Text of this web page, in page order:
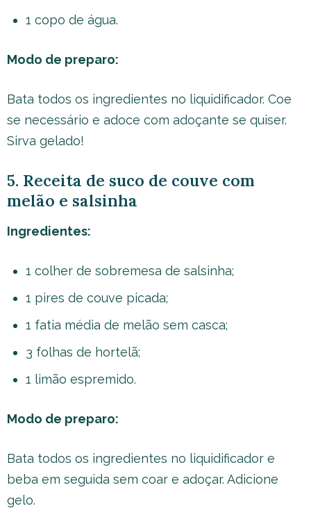
1 copo de água.
Modo de preparo:
Bata todos os ingredientes no liquidificador. Coe
se necessário e adoce com adoçante se quiser.
Sirva gelado!
5. Receita de suco de couve com
melão e salsinha
Ingredientes:
1 colher de sobremesa de salsinha;
1 pires de couve picada;
1 fatia média de melão sem casca;
3 folhas de hortelã;
1 limão espremido.
Modo de preparo:
Bata todos os ingredientes no liquidificador e
beba em seguida sem coar e adoçar. Adicione
gelo.